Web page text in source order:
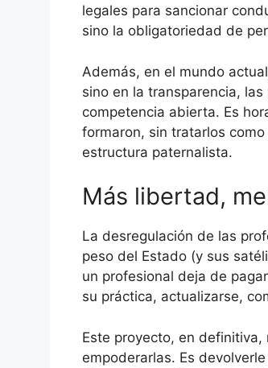
legales para sancionar
sino la obligatoriedad de
Además, en el mundo
sino en la transparencia,
competencia abierta. Es
formaron, sin tratarlos
estructura paternalista.
Más libertad,
La desregulación de las
peso del Estado (y sus
un profesional deja de
su práctica, actualizarse,
Este proyecto, en
empoderarlas. Es